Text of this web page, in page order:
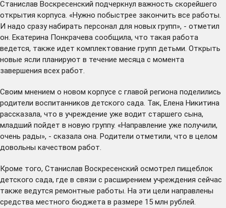
Станислав Воскресенский подчеркнул важность скорейшего
открытия корпуса. «Нужно побыстрее закончить все работы.
И надо сразу набирать персонал для новых групп», - отметил
он. Екатерина Понкрачева сообщила, что такая работа
ведется, также идет комплектование групп детьми. Открыть
новые ясли планируют в течение месяца с момента
завершения всех работ.
Своим мнением о новом корпусе с главой региона поделились
родители воспитанников детского сада. Так, Елена Никитина
рассказала, что в учреждение уже водит старшего сына,
младший пойдет в новую группу. «Направление уже получили,
очень рады», - сказала она. Родители отметили, что в целом
довольны качеством работ.
Кроме того, Станислав Воскресенский осмотрел пищеблок
детского сада, где в связи с расширением учреждения сейчас
также ведутся ремонтные работы. На эти цели направлены
средства местного бюджета в размере 15 млн рублей.